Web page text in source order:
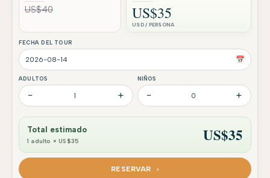
US$40 US$35
USD / PERSONA
FECHA DEL TOUR
📅
ADULTOS
− 1 +
NIÑOS
− 0 +
Total estimado
1 adulto × US$35 US$35
RESERVAR ›